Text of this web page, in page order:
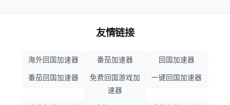
友情链接
海外回国加速器 番茄加速器 回国加速器
番茄回国加速器
免费回国游戏加
速器
一键回国加速器